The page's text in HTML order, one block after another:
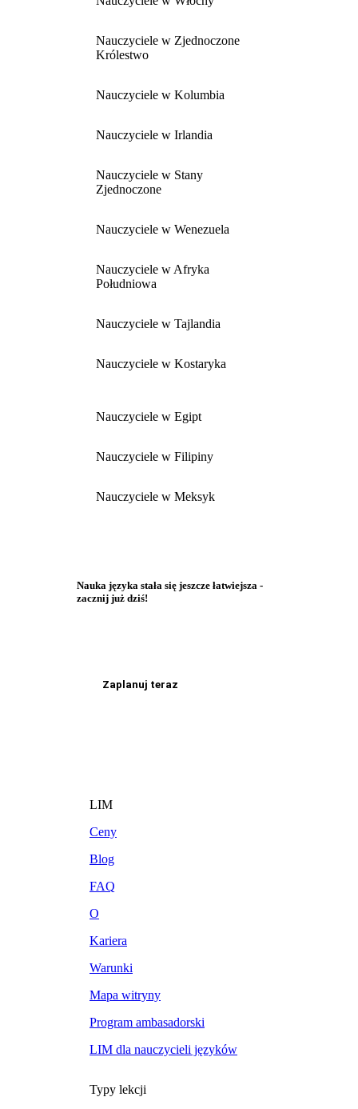
Nauczyciele w Zjednoczone
Królestwo
Nauczyciele w Kolumbia
Nauczyciele w Irlandia
Nauczyciele w Stany
Zjednoczone
Nauczyciele w Wenezuela
Nauczyciele w Afryka
Południowa
Nauczyciele w Tajlandia
Nauczyciele w Kostaryka
Nauczyciele w Egipt
Nauczyciele w Filipiny
Nauczyciele w Meksyk
Nauka języka stała się jeszcze łatwiejsza -
zacznij już dziś!
Zaplanuj teraz
LIM
Ceny
Blog
FAQ
O
Kariera
Warunki
Mapa witryny
Program ambasadorski
LIM dla nauczycieli języków
Typy lekcji